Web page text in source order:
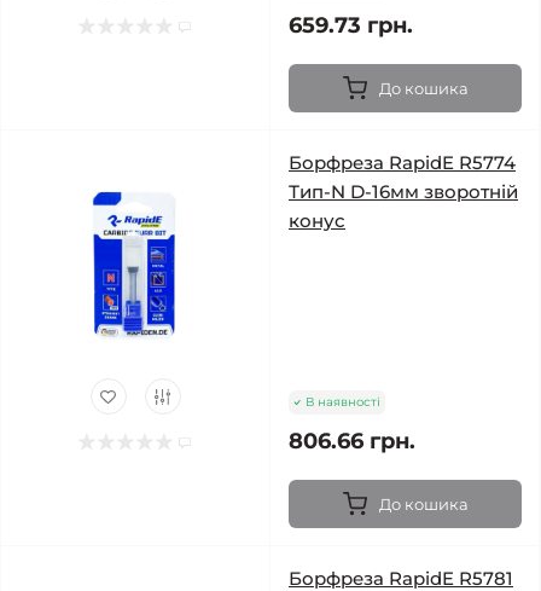
659.73 грн.
До кошика
Борфреза RapidE R5774
Тип-N D-16мм зворотній
конус
В наявності
806.66 грн.
До кошика
Борфреза RapidE R5781